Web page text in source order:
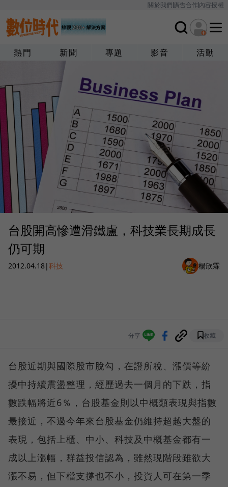
關於我們廣告合作內容授權
熱門 新聞 專題 影音 活動
台股開高慘遭滑鐵盧，科技業長期成長
仍可期
2012.04.18|科技 楊欣霖
分享 收藏
台股近期與國際股市脫勾，在證所稅、漲價等紛
擾中持續震盪整理，經歷過去一個月的下跌，指
數跌幅將近6％，台股基金則以中概類表現與指數
最接近，不過今年來台股基金仍維持超越大盤的
表現，包括上櫃、中小、科技及中概基金都有一
成以上漲幅，群益投信認為，雖然現階段雖欲大
漲不易，但下檔支撐也不小，投資人可在第一季